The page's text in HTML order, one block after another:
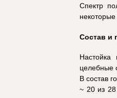
Спектр
Состав и
Настойка
целебные
В состав
~ 20 из 28